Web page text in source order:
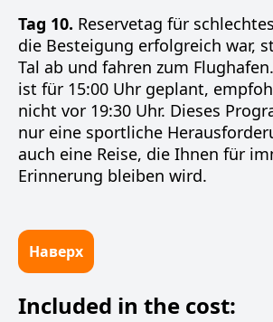
Tag 10. Reservetag für
die Besteigung erfolgreich war,
Tal ab und fahren zum
ist für 15:00 Uhr geplant,
nicht vor 19:30 Uhr. Dieses
nur eine sportliche
auch eine Reise, die Ihnen für
Erinnerung bleiben wird.
Наверх
Included in the cost: